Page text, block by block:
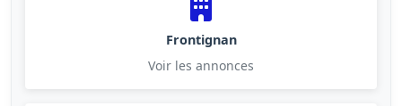
Frontignan
Voir les annonces